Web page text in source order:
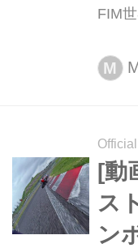
FIM
回大
開始
M
[動
ス
ン